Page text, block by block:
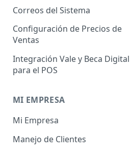
Impuestos
Inventario
Sistema
Administrador de Tablas de
Importador de Activos Fijos
Importador de Lista de Precios
Importador de Ajuste de
Inventario
Importador de Prospectos
Cobrar
Importador de Cuentas por
Pagar
Perfil de Usuario
Cómo eliminar usuarios
Correos del Sistema
Configuración de Precios de
Ventas
Integración Vale y Beca Digital
para el POS
MI EMPRESA
Mi Empresa
Manejo de Clientes